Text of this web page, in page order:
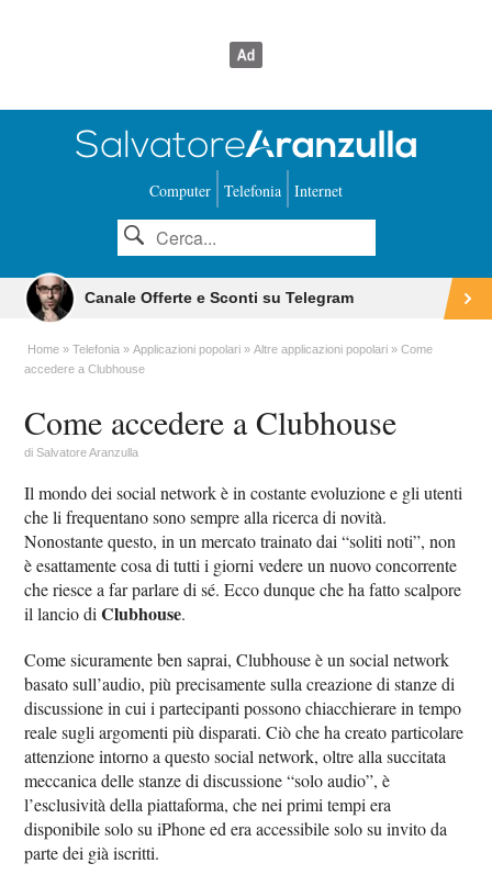
Computer Telefonia Internet
Canale Offerte e Sconti su Telegram
Home Telefonia Applicazioni popolari Altre applicazioni popolari
Come
accedere a Clubhouse
Come accedere a Clubhouse
diSalvatore Aranzulla
Il mondo dei social network è in costante evoluzione e gli utenti
che li frequentano sono sempre alla ricerca di novità.
Nonostante questo, in un mercato trainato dai “soliti noti”, non
è esattamente cosa di tutti i giorni vedere un nuovo concorrente
che riesce a far parlare di sé. Ecco dunque che ha fatto scalpore
il lancio diClubhouse.
Come sicuramente ben saprai, Clubhouse è un social network
basato sull’audio, più precisamente sulla creazione di stanze di
discussione in cui i partecipanti possono chiacchierare in tempo
reale sugli argomenti più disparati. Ciò che ha creato particolare
attenzione intorno a questo social network, oltre alla succitata
meccanica delle stanze di discussione “solo audio”, è
l’esclusività della piattaforma, che nei primi tempi era
disponibile solo su iPhone ed era accessibile solo su invito da
parte dei già iscritti.